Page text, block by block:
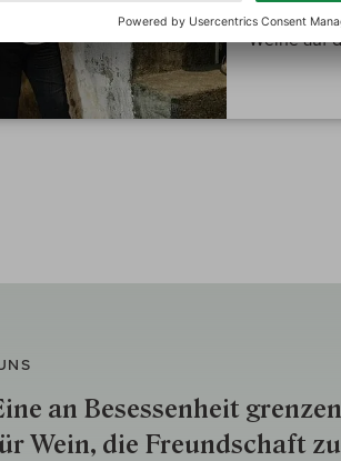
Weine auf
an Besessenheit
Wein, die Freund­schaft